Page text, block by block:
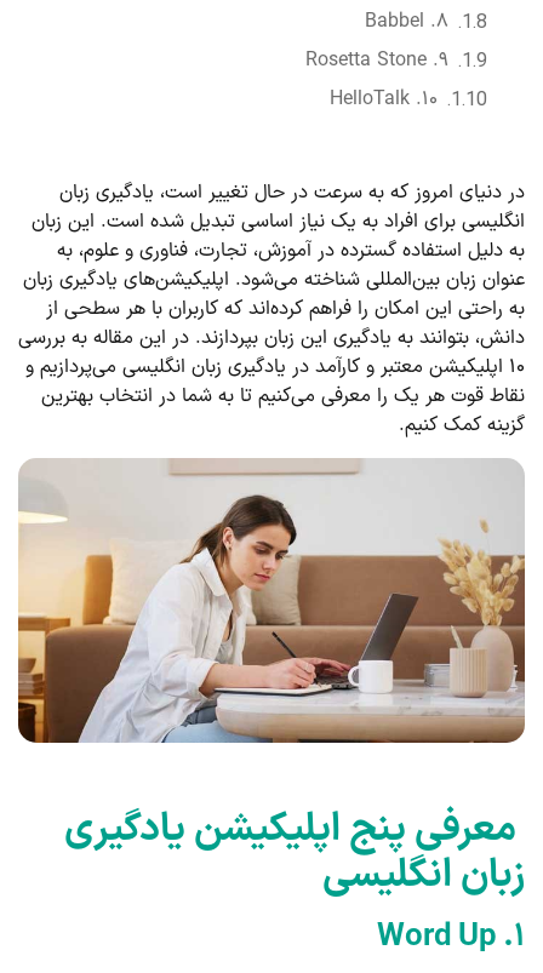
۸. Babbel
۹. Rosetta Stone
۱۰. HelloTalk
در دنیای امروز که به سرعت در حال تغییر است، یادگیری زبان
انگلیسی برای افراد به یک نیاز اساسی تبدیل شده است. این زبان
به دلیل استفاده گسترده در آموزش، تجارت، فناوری و علوم، به
عنوان زبان بین‌المللی شناخته می‌شود. اپلیکیشن‌های یادگیری زبان
به راحتی این امکان را فراهم کرده‌اند که کاربران با هر سطحی از
دانش، بتوانند به یادگیری این زبان بپردازند. در این مقاله به بررسی
۱۰ اپلیکیشن معتبر و کارآمد در یادگیری زبان انگلیسی می‌پردازیم و
نقاط قوت هر یک را معرفی می‌کنیم تا به شما در انتخاب بهترین
گزینه کمک کنیم.
معرفی پنج اپلیکیشن یادگیری
زبان انگلیسی
۱. Word Up